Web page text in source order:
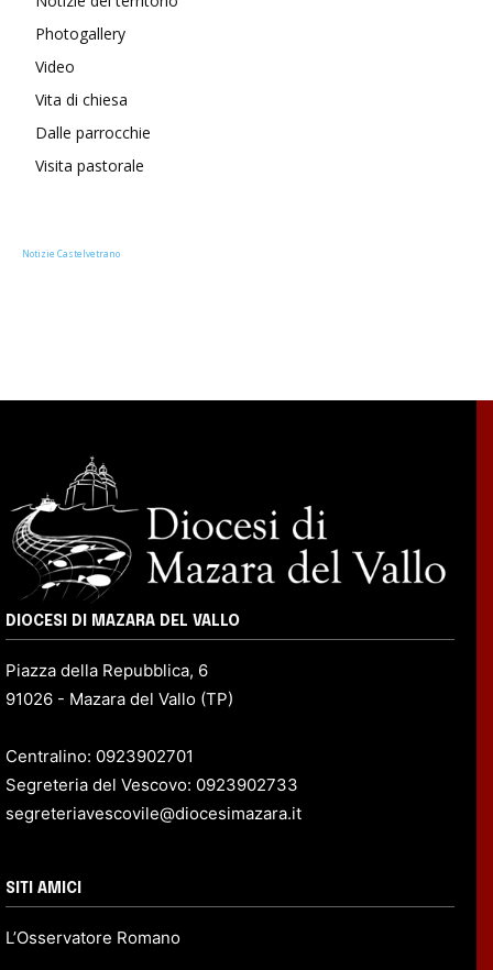
Photogallery
Video
Vita di chiesa
Dalle parrocchie
Visita pastorale
Notizie Castelvetrano
DIOCESI DI MAZARA DEL VALLO
Piazza della Repubblica, 6
91026 - Mazara del Vallo (TP)
Centralino: 0923902701
Segreteria del Vescovo: 0923902733
segreteriavescovile@diocesimazara.it
SITI AMICI
L’Osservatore Romano